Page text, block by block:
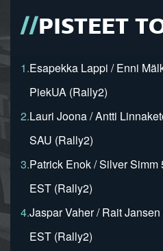
PISTEET
1.Esapekka Lappi / Enni
PiekUA (Rally2)
2.Lauri Joona / Antti
SAU (Rally2)
3.Patrick Enok / Silver Simm
EST (Rally2)
4.Jaspar Vaher / Rait
EST (Rally2)